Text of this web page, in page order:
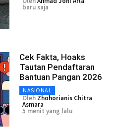
baru saja
Cek Fakta, Hoaks
Tautan Pendaftaran
Bantuan Pangan 2026
NASIONAL
Oleh Zhohorianis Chitra
Asmara
5 menit yang lalu